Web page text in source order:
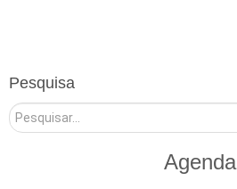
Pesquisa
Pesquisar
Agenda